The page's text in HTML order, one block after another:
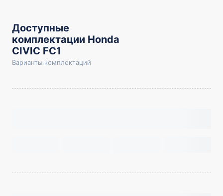
Доступные
комплектации Honda
CIVIC FC1
Варианты комплектаций